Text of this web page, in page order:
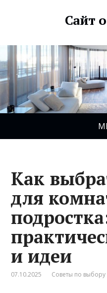
Сайт
Как
для
и идеи
07.10.2025 Советы по